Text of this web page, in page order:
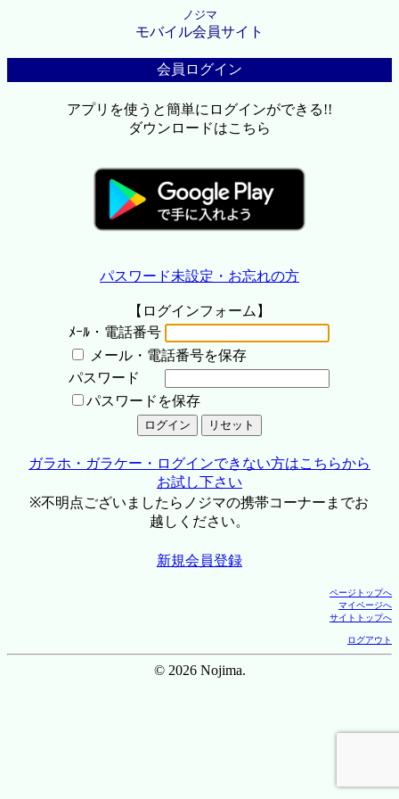
ノジマ
モバイル会員サイト
会員ログイン
アプリを使うと簡単にログインができる!!
ダウンロードはこちら
パスワード未設定・お忘れの方
【ログインフォーム】
ﾒｰﾙ・電話番号
メール・電話番号を保存
パスワード
パスワードを保存
ガラホ・ガラケー・ログインできない方はこちらから
お試し下さい
※不明点ございましたらノジマの携帯コーナーまでお
越しください。
新規会員登録
ページトップへ
マイページへ
サイトトップへ
ログアウト
© 2026 Nojima.